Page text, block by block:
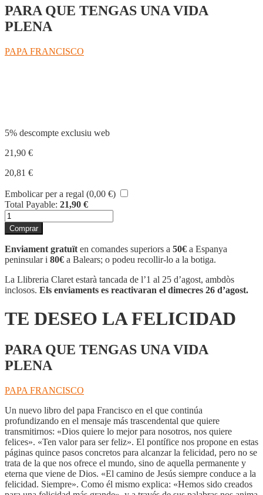
PARA QUE TENGAS UNA VIDA
PLENA
PAPA FRANCISCO
5% descompte exclusiu web
21,90 €
20,81 €
Embolicar per a regal (0,00 €)
Total Payable: 21,90 €
quantitat
de
TE
DESEO
LA
FELICIDAD
Comprar
Enviament gratuït en comandes superiors a 50€ a Espanya
peninsular i 80€ a Balears; o podeu recollir-lo a la botiga.
La Llibreria Claret estarà tancada de l’1 al 25 d’agost, ambdòs
inclosos. Els enviaments es reactivaran el dimecres 26 d’agost.
TE DESEO LA FELICIDAD
PARA QUE TENGAS UNA VIDA
PLENA
PAPA FRANCISCO
Un nuevo libro del papa Francisco en el que continúa
profundizando en el mensaje más trascendental que quiere
transmitirnos: «Dios quiere lo mejor para nosotros, nos quiere
felices». «Ten valor para ser feliz». El pontífice nos propone en estas
páginas quince pasos concretos para alcanzar la felicidad, pero no se
trata de la que nos ofrece el mundo, sino de aquella permanente y
eterna que viene de Dios. «El camino de Jesús siempre conduce a la
felicidad. Siempre». Como él mismo explica: «Hemos sido creados